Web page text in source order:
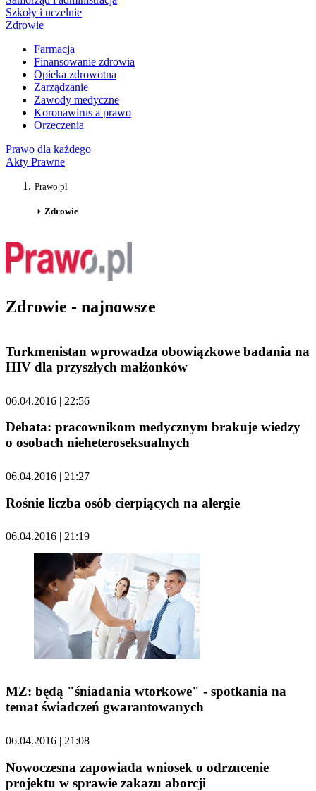
Szkoły i uczelnie
Zdrowie
Farmacja
Finansowanie zdrowia
Opieka zdrowotna
Zarządzanie
Zawody medyczne
Koronawirus a prawo
Orzeczenia
Prawo dla każdego
Akty Prawne
Prawo.pl
Zdrowie
Zdrowie - najnowsze
Turkmenistan wprowadza obowiązkowe badania na
HIV dla przyszłych małżonków
06.04.2016 | 22:56
Debata: pracownikom medycznym brakuje wiedzy
o osobach nieheteroseksualnych
06.04.2016 | 21:27
Rośnie liczba osób cierpiących na alergie
06.04.2016 | 21:19
MZ: będą "śniadania wtorkowe" - spotkania na
temat świadczeń gwarantowanych
06.04.2016 | 21:08
Nowoczesna zapowiada wniosek o odrzucenie
projektu w sprawie zakazu aborcji